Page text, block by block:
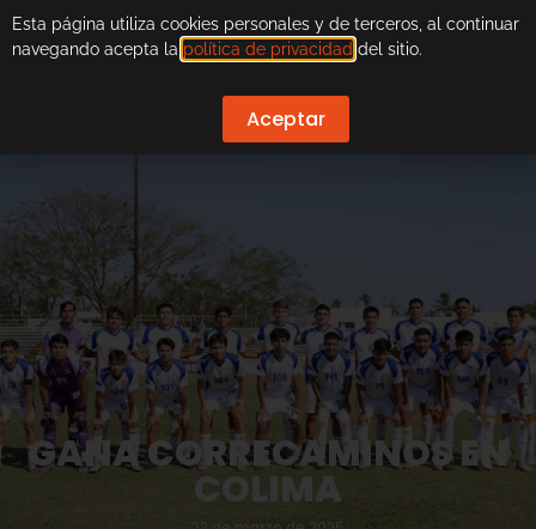
GANA CORRECAMINOS EN
COLIMA
Esta página utiliza cookies personales y de terceros, al continuar
navegando acepta la política de privacidad del sitio.
Aceptar